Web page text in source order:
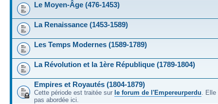
Le Moyen-Âge (476-1453)
La Renaissance (1453-1589)
Les Temps Modernes (1589-1789)
La Révolution et la 1ère République (1789-1804)
Empires et Royautés (1804-1879)
Cette période est traitée sur le forum de l'Empereurperdu. Elle
pas abordée ici.